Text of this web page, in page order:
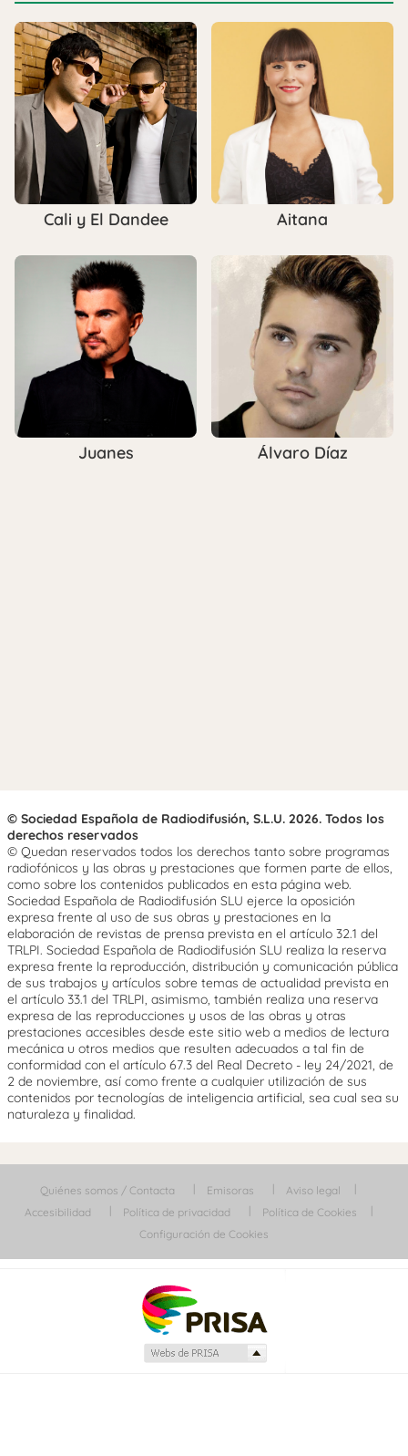
Cali y El Dandee Aitana
Juanes Álvaro Díaz
© Sociedad Española de Radiodifusión, S.L.U. 2026. Todos los
derechos reservados
© Quedan reservados todos los derechos tanto sobre programas
radiofónicos y las obras y prestaciones que formen parte de ellos,
como sobre los contenidos publicados en esta página web.
Sociedad Española de Radiodifusión SLU ejerce la oposición
expresa frente al uso de sus obras y prestaciones en la
elaboración de revistas de prensa prevista en el artículo 32.1 del
TRLPI. Sociedad Española de Radiodifusión SLU realiza la reserva
expresa frente la reproducción, distribución y comunicación pública
de sus trabajos y artículos sobre temas de actualidad prevista en
el artículo 33.1 del TRLPI, asimismo, también realiza una reserva
expresa de las reproducciones y usos de las obras y otras
prestaciones accesibles desde este sitio web a medios de lectura
mecánica u otros medios que resulten adecuados a tal fin de
conformidad con el artículo 67.3 del Real Decreto - ley 24/2021, de
2 de noviembre, así como frente a cualquier utilización de sus
contenidos por tecnologías de inteligencia artificial, sea cual sea su
naturaleza y finalidad.
Quiénes somos / Contacta Emisoras
Aviso legal
Accesibilidad
Política de privacidad
Política de Cookies
Configuración de Cookies